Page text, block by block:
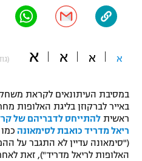
"מחצית בשכונה" –
משתתפים וזוכים בפרסים
תקנון משתתפים וזוכים
תקנון עבור פעילות אלקטרה
תקנון עבור פעילות ספורט 1 – "מרלן"
טניס
גיימינג E-Sports
אופניים
ספורט מוטורי
פוטבול אמריקאי NFL
בייסבול MLB
א א א א
במסיבת העיתונאים לקראת
באייר לברקוזן בליגת האלופות
ראשית להתייחס לדבריהם של
ריאל מדריד כואבת לסימאונה
("סימאונה עדיין לא התגבר על
האלופות לריאל מדריד"), זאת